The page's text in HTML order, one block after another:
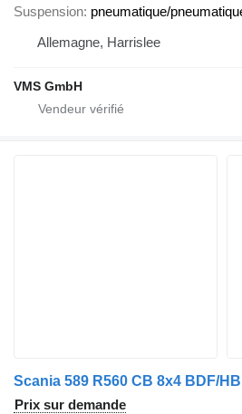
Suspension pneumatique/
Allemagne, Harrislee
VMS GmbH
Scania 589 R560 CB 8x4 BDF/
Prix sur demande